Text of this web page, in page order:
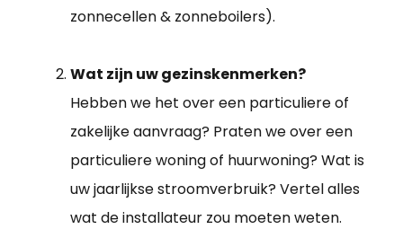
zonnecellen & zonneboilers).
Wat zijn uw gezinskenmerken?
Hebben we het over een particuliere of
zakelijke aanvraag? Praten we over een
particuliere woning of huurwoning? Wat is
uw jaarlijkse stroomverbruik? Vertel alles
wat de installateur zou moeten weten.